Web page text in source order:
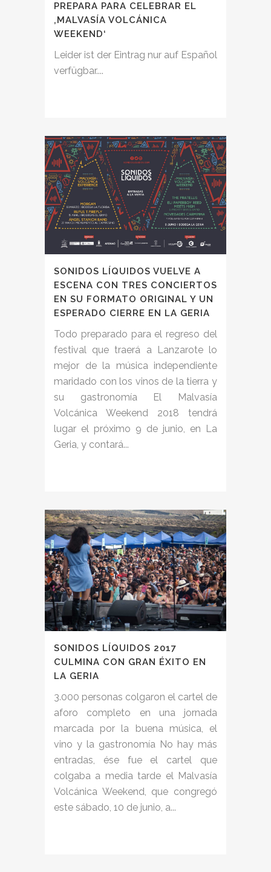
PREPARA PARA CELEBRAR EL
‚MALVASÍA VOLCÁNICA
WEEKEND‘
Leider ist der Eintrag nur auf Español
verfügbar....
SONIDOS LÍQUIDOS VUELVE A
ESCENA CON TRES CONCIERTOS
EN SU FORMATO ORIGINAL Y UN
ESPERADO CIERRE EN LA GERIA
Todo preparado para el regreso del
festival que traerá a Lanzarote lo
mejor de la música independiente
maridado con los vinos de la tierra y
su gastronomía El Malvasía
Volcánica Weekend 2018 tendrá
lugar el próximo 9 de junio, en La
Geria, y contará...
SONIDOS LÍQUIDOS 2017
CULMINA CON GRAN ÉXITO EN
LA GERIA
3.000 personas colgaron el cartel de
aforo completo en una jornada
marcada por la buena música, el
vino y la gastronomía No hay más
entradas, ése fue el cartel que
colgaba a media tarde el Malvasía
Volcánica Weekend, que congregó
este sábado, 10 de junio, a...